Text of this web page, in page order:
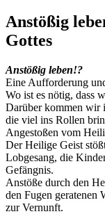
Anstößig
Gottes
Anstößig leben!?
Eine Aufforderung
Wo ist es nötig, dass
Darüber kommen wir
die viel ins Rollen
Angestoßen vom
Der Heilige Geist
Lobgesang, die
Gefängnis.
Anstöße durch den
den Fugen geratenen
zur Vernunft.